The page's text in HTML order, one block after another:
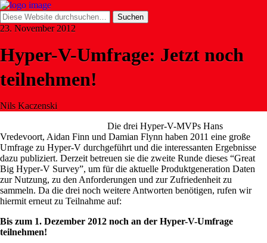
23. November 2012
Hyper-V-Umfrage: Jetzt noch
teilnehmen!
Nils Kaczenski
Die drei Hyper-V-MVPs Hans
Vredevoort, Aidan Finn und Damian Flynn haben 2011 eine große
Umfrage zu Hyper-V durchgeführt und die interessanten Ergebnisse
dazu publiziert. Derzeit betreuen sie die zweite Runde dieses “Great
Big Hyper-V Survey”, um für die aktuelle Produktgeneration Daten
zur Nutzung, zu den Anforderungen und zur Zufriedenheit zu
sammeln. Da die drei noch weitere Antworten benötigen, rufen wir
hiermit erneut zu Teilnahme auf:
Bis zum 1. Dezember 2012 noch an der Hyper-V-Umfrage
teilnehmen!